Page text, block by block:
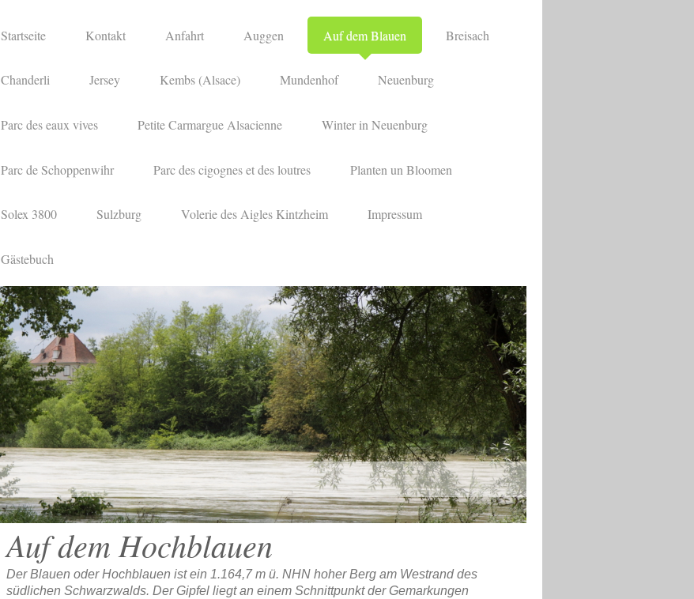
Startseite Kontakt Anfahrt Auggen Auf dem Blauen Breisach
Chanderli Jersey Kembs (Alsace) Mundenhof Neuenburg
Parc des eaux vives Petite Carmargue Alsacienne Winter in Neuenburg
Parc de Schoppenwihr Parc des cigognes et des loutres Planten un Bloomen
Solex 3800 Sulzburg Volerie des Aigles Kintzheim Impressum
Gästebuch
Auf dem Hochblauen
Der Blauen oder Hochblauen ist ein 1.164,7 m ü. NHN hoher Berg am Westrand des
südlichen Schwarzwalds. Der Gipfel liegt an einem Schnittpunkt der Gemarkungen